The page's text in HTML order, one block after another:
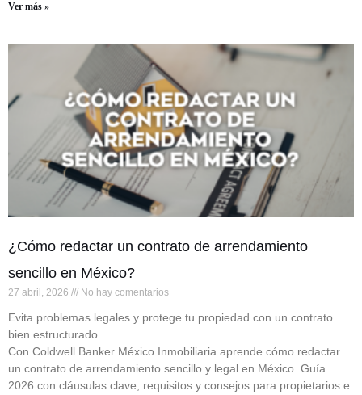
Ver más »
¿Cómo redactar un contrato de arrendamiento
sencillo en México?
27 abril, 2026 No hay comentarios
Evita problemas legales y protege tu propiedad con un contrato
bien estructurado
Con Coldwell Banker México Inmobiliaria aprende cómo redactar
un contrato de arrendamiento sencillo y legal en México. Guía
2026 con cláusulas clave, requisitos y consejos para propietarios e